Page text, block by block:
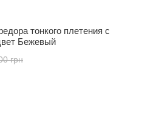
тонкого плетения с
Бежевый
грн